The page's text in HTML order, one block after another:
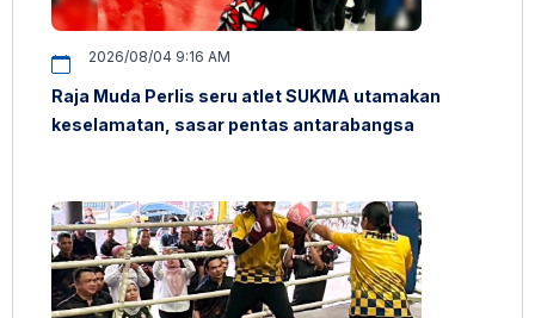
2026/08/04 9:16 AM
Raja Muda Perlis seru atlet SUKMA utamakan
keselamatan, sasar pentas antarabangsa